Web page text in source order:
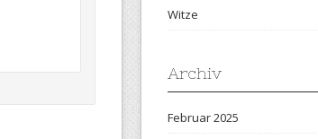
Witze
Archiv
Februar 2025